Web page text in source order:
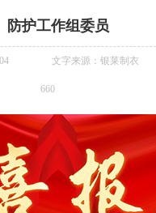
防护工作组委员
文字来源：银莱制衣
660